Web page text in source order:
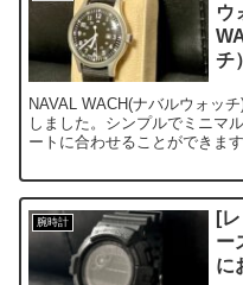
ウ
チ）
NAVAL WACH(ナバルウォッ
しました。シンプルでミニマ
ートに合わせることができます
腕時計
[
ー
に